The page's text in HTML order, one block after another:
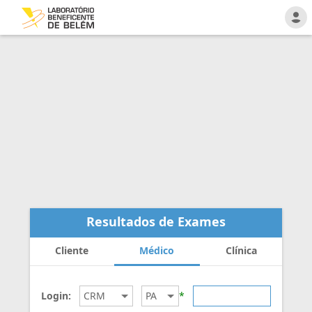
Resultados de Exames
Cliente Médico Clínica
Login: *